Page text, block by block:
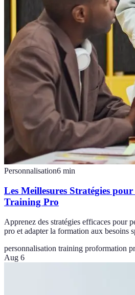
Personnalisation6 min
Les Meillesures Stratégies
Training Pro
Apprenez des stratégies efficaces pour
pro et adapter la formation aux besoins
personnalisation training proformation
Aug 6